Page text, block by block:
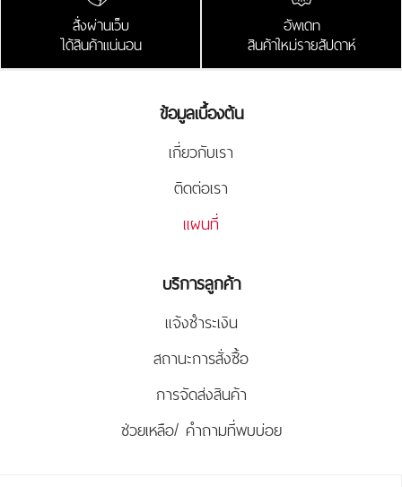
สั่งผ่านเว็บ
ได้สินค้าแน่นอน
อัพเดท
สินค้าใหม่รายสัปดาห์
ข้อมูลเบื้องต้น
เกี่ยวกับเรา
ติดต่อเรา
แผนที่
บริการลูกค้า
แจ้งชำระเงิน
สถานะการสั่งซื้อ
การจัดส่งสินค้า
ช่วยเหลือ/ คำถามที่พบบ่อย